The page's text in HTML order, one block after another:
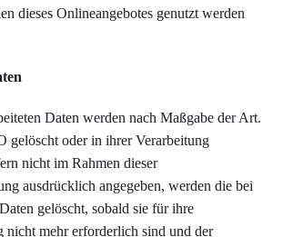
dieses Onlineangebotes genutzt werden
Daten werden nach Maßgabe der Art.
gelöscht oder in ihrer Verarbeitung
nicht im Rahmen dieser
ausdrücklich angegeben, werden die bei
gelöscht, sobald sie für ihre
nicht mehr erforderlich sind und der